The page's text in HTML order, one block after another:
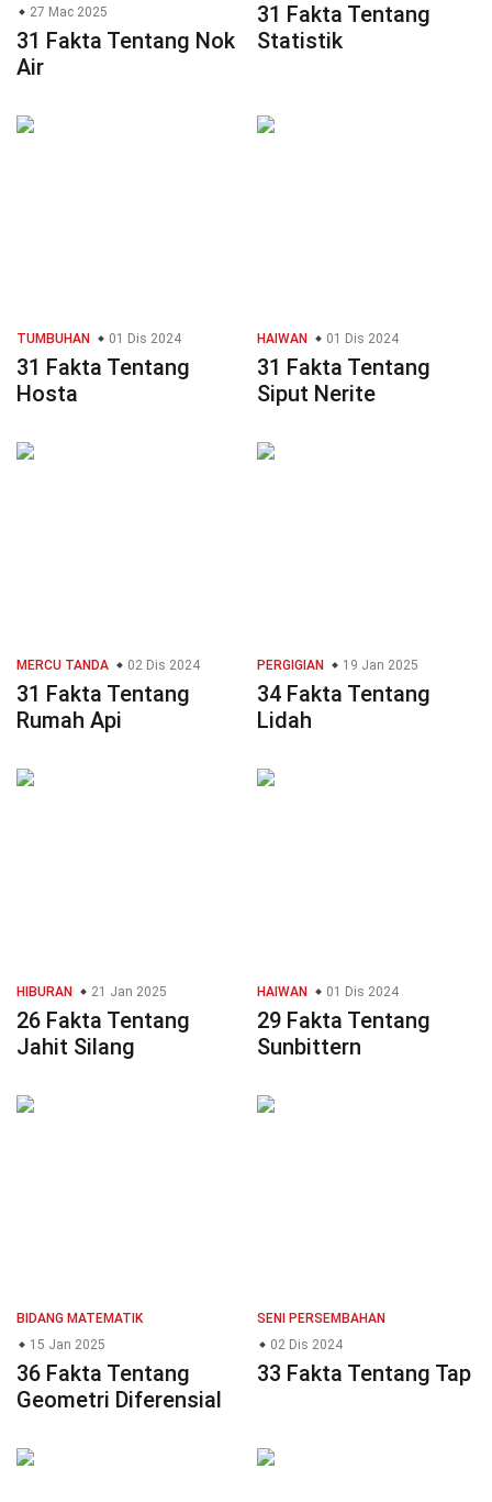
27 Mac 2025
31 Fakta Tentang Nok
Air
31 Fakta Tentang
Statistik
TUMBUHAN 01 Dis 2024
31 Fakta Tentang
Hosta
HAIWAN 01 Dis 2024
31 Fakta Tentang
Siput Nerite
MERCU TANDA 02 Dis 2024
31 Fakta Tentang
Rumah Api
PERGIGIAN 19 Jan 2025
34 Fakta Tentang
Lidah
HIBURAN 21 Jan 2025
26 Fakta Tentang
Jahit Silang
HAIWAN 01 Dis 2024
29 Fakta Tentang
Sunbittern
BIDANG MATEMATIK
15 Jan 2025
36 Fakta Tentang
Geometri Diferensial
SENI PERSEMBAHAN
02 Dis 2024
33 Fakta Tentang Tap